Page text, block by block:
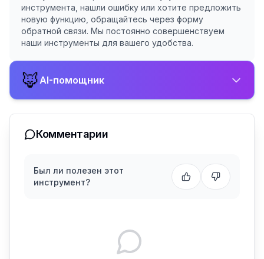
инструмента, нашли ошибку или хотите предложить
новую функцию, обращайтесь через форму
обратной связи. Мы постоянно совершенствуем
наши инструменты для вашего удобства.
🦊AI-помощник
Комментарии
Был ли полезен этот
инструмент?